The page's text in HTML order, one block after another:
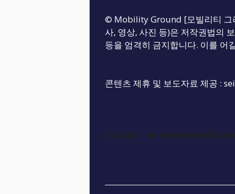
© Mobility Ground [모빌리티 그
사, 영상, 사진 등)은 저작권법의
등을 엄격히 금지합니다. 이를 어
콘텐츠 제휴 및 보도자료 제공 :
Contact :